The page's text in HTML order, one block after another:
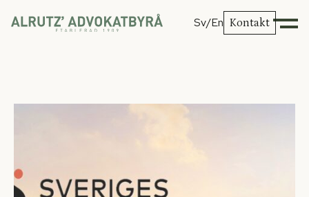
Sv/En Kontakt